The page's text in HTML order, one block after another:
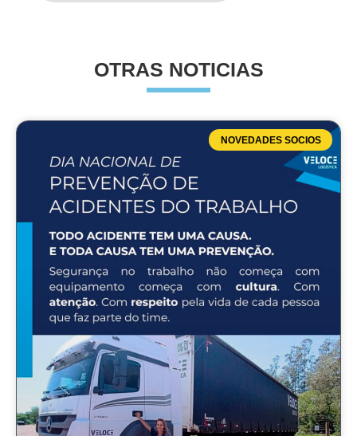
OTRAS NOTICIAS
NOVEDADES SOCIOS